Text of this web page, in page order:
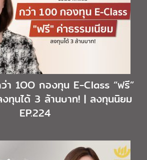
า 1OO กองทุน E-Class “ฟรี”
งทุนได้ 3 ล้านบาท! | ลงทุนนิยม
EP.224